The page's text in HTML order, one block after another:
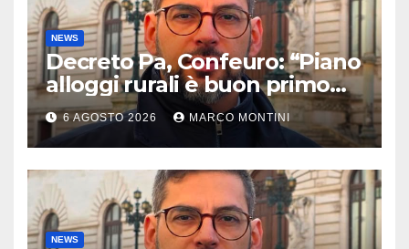
NEWS
Decreto Pa, Confeuro: “Piano
alloggi rurali è buon primo
passo ma da solo non basta”
6 AGOSTO 2026 MARCO MONTINI
NEWS